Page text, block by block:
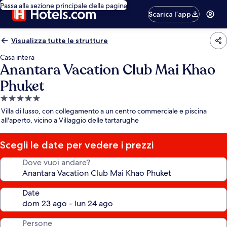
Passa alla sezione principale della pagina
Scarica l’app
Visualizza tutte le strutture
Casa intera
Anantara Vacation Club Mai Khao
Phuket
Struttura
a
5.0
stelle
Villa di lusso, con collegamento a un centro commerciale e piscina
all'aperto, vicino a Villaggio delle tartarughe
Scegli le date per vedere i prezzi
Dove vuoi andare?
Date
Persone